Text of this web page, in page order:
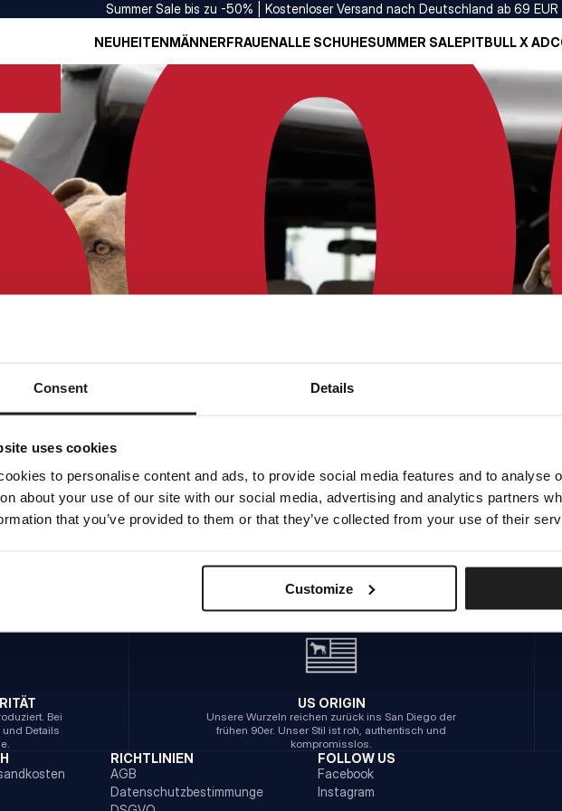
Consent Details
uses cookies
to personalise content and ads, to provide social media features and to analyse
about your use of our site with our social media, advertising and analytics partners
that you’ve provided to them or that they’ve collected from your use of their
Customize
Summer Sale bis zu -50% | Kostenloser Versand nach Deutschland ab 69 EUR
NEUHEITENMÄNNERFRAUENALLE SCHUHESUMMER SALEPITBULL X
INTERNER SERVERFEHLER
ZURÜCK ZUR STARTSEITE
Bei
Details
US ORIGIN
Unsere Wurzeln reichen zurück ins San Diego der
frühen 90er. Unser Stil ist roh, authentisch und
kompromisslos.
RICHTLINIEN
AGB
Datenschutzbestimmunge
FOLLOW US
Facebook
Instagram